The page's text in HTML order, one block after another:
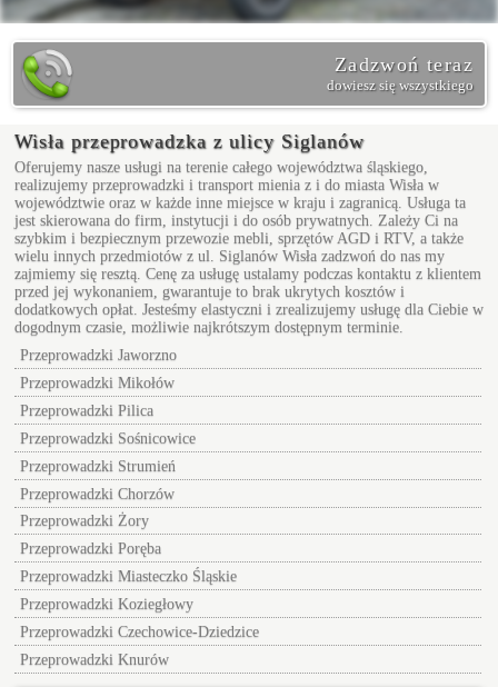
Zadzwoń teraz
dowiesz się wszystkiego
Wisła przeprowadzka z ulicy Siglanów
Oferujemy nasze usługi na terenie całego województwa śląskiego,
realizujemy przeprowadzki i transport mienia z i do miasta Wisła w
województwie oraz w każde inne miejsce w kraju i zagranicą. Usługa ta
jest skierowana do firm, instytucji i do osób prywatnych. Zależy Ci na
szybkim i bezpiecznym przewozie mebli, sprzętów AGD i RTV, a także
wielu innych przedmiotów z ul. Siglanów Wisłazadzwoń do nas my
zajmiemy się resztą. Cenę za usługę ustalamy podczas kontaktu z klientem
przed jej wykonaniem, gwarantuje to brak ukrytych kosztów i
dodatkowych opłat. Jesteśmy elastyczni i zrealizujemy usługę dla Ciebie w
dogodnym czasie, możliwie najkrótszym dostępnym terminie.
Przeprowadzki Jaworzno
Przeprowadzki Mikołów
Przeprowadzki Pilica
Przeprowadzki Sośnicowice
Przeprowadzki Strumień
Przeprowadzki Chorzów
Przeprowadzki Żory
Przeprowadzki Poręba
Przeprowadzki Miasteczko Śląskie
Przeprowadzki Koziegłowy
Przeprowadzki Czechowice-Dziedzice
Przeprowadzki Knurów